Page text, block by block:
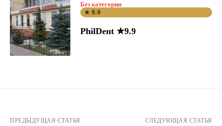
Без категории
★ 9.9
PhilDent ★9.9
ПРЕДЫДУЩАЯ СТАТЬЯ СЛЕДУЮЩАЯ СТАТЬЯ